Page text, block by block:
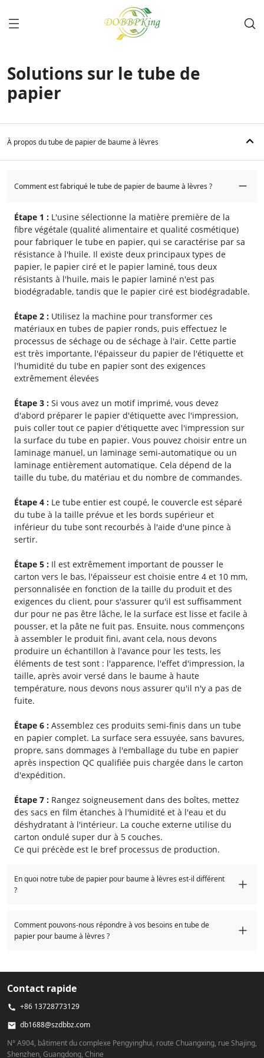
Solutions sur le tube de
papier
À propos du tube de papier de baume à lèvres
Comment est fabriqué le tube de papier de baume à lèvres ?
Étape 1 : L'usine sélectionne la matière première de la
fibre végétale (qualité alimentaire et qualité cosmétique)
pour fabriquer le tube en papier, qui se caractérise par sa
résistance à l'huile. Il existe deux principaux types de
papier, le papier ciré et le papier laminé, tous deux
résistants à l'huile, mais le papier laminé n'est pas
biodégradable, tandis que le papier ciré est biodégradable.
Étape 2 : Utilisez la machine pour transformer ces
matériaux en tubes de papier ronds, puis effectuez le
processus de séchage ou de séchage à l'air. Cette partie
est très importante, l'épaisseur du papier de l'étiquette et
l'humidité du tube en papier sont des exigences
extrêmement élevées
Étape 3 : Si vous avez un motif imprimé, vous devez
d'abord préparer le papier d'étiquette avec l'impression,
puis coller tout ce papier d'étiquette avec l'impression sur
la surface du tube en papier. Vous pouvez choisir entre un
laminage manuel, un laminage semi-automatique ou un
laminage entièrement automatique. Cela dépend de la
taille du tube, du matériau et du nombre de commandes.
Étape 4 : Le tube entier est coupé, le couvercle est séparé
du tube à la taille prévue et les bords supérieur et
inférieur du tube sont recourbés à l'aide d'une pince à
sertir.
Étape 5 : Il est extrêmement important de pousser le
carton vers le bas, l'épaisseur est choisie entre 4 et 10 mm,
personnalisée en fonction de la taille du produit et des
exigences du client, pour s'assurer qu'il est suffisamment
dur pour ne pas être lâche, le la surface est lisse et facile à
pousser, et la pâte ne fuit pas. Ensuite, nous commençons
à assembler le produit fini, avant cela, nous devons
produire un échantillon à l'avance pour les tests, les
éléments de test sont : l'apparence, l'effet d'impression, la
taille, après avoir versé dans le baume à haute
température, nous devons nous assurer qu'il n'y a pas de
fuite.
Étape 6 : Assemblez ces produits semi-finis dans un tube
en papier complet. La surface sera essuyée, sans bavures,
propre, sans dommages à l'emballage du tube en papier
après inspection QC qualifiée puis chargée dans le carton
d'expédition.
Étape 7 : Rangez soigneusement dans des boîtes, mettez
des sacs en film étanches à l'humidité et à l'eau et du
déshydratant à l'intérieur. La couche externe utilise du
carton ondulé super dur à 5 couches.
Ce qui précède est le bref processus de production.
En quoi notre tube de papier pour baume à lèvres est-il différent
?
Les tubes de baume à lèvres sont composés de 3 parties
principales:
un papier spécial résistant à l'huile à l'intérieur
un papier imprimé sur la surface.
Le papier que nous choisissons pour l'intérieur doit être
aide à pousser la crème rapidement). Les espaces entre les
couché PE. alors que nous pouvons le produire, nous ne le
recommandons pas. En effet, le papier couché PE n'est pas
Comment pouvons-nous répondre à vos besoins en tube de
papier pour baume à lèvres ?
grandes sociétés chinoises de commerce d'exportation de
cosmétiques.
Maintenant, nous avons l'équipement de production de
tubes en papier le plus avancé en Chine (étiqueteuse de
positionnement CNC robotisée) (machine d'assemblage
Contact rapide
+86 13728773129
db1688@szdbbz.com
N° A904, bâtiment du complexe Pengyinghui, route Chuangxing, rue Shajing,
Shenzhen, Guangdong, Chine